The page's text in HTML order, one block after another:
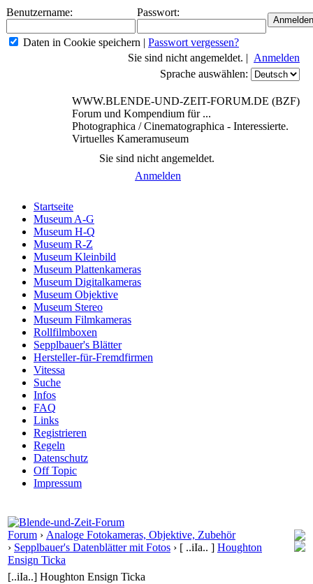
Benutzername: Passwort:
Daten in Cookie speichern | Passwort vergessen?
Sie sind nicht angemeldet. | Anmelden
Sprache auswählen:
WWW.BLENDE-UND-ZEIT-FORUM.DE (BZF)
Forum und Kompendium für ...
Photographica / Cinematographica - Interessierte.
Virtuelles Kameramuseum
Sie sind nicht angemeldet.
Anmelden
Startseite
Museum A-G
Museum H-Q
Museum R-Z
Museum Kleinbild
Museum Plattenkameras
Museum Digitalkameras
Museum Objektive
Museum Stereo
Museum Filmkameras
Rollfilmboxen
Sepplbauer's Blätter
Hersteller-für-Fremdfirmen
Vitessa
Suche
Infos
FAQ
Links
Registrieren
Regeln
Datenschutz
Off Topic
Impressum
Forum › Analoge Fotokameras, Objektive, Zubehör
› Sepplbauer's Datenblätter mit Fotos › [ ..iIa.. ] Houghton
Ensign Ticka
[..iIa..] Houghton Ensign Ticka